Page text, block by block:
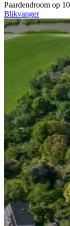
Paardendroom op
Blikvanger